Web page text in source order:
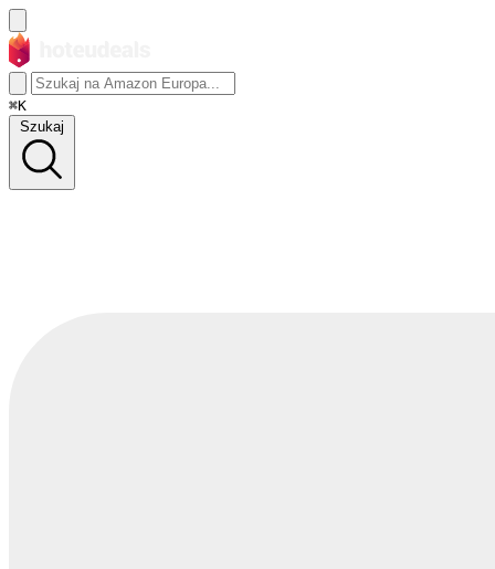
⌘K
Szukaj